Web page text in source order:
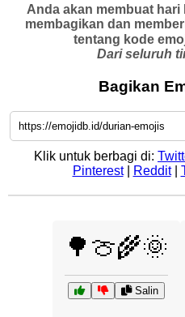
Anda akan membuat
membagikan dan
tentang kode
Dari seluruh
Bagikan
Klik untuk berbagi di:
Pinterest| Reddit|
🌳🍈🌾🌞
Salin